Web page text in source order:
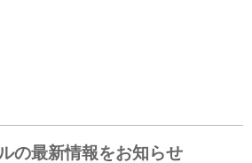
の最新情報をお知らせ